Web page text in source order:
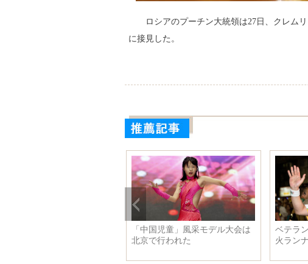
ロシアのプーチン大統領は27日、クレム
に接見した。
「中国児童」風采モデル大会は
北京で行われた
ベテラ
火ラン